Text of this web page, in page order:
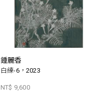
鍾麗香
白練-6，2023
NT$ 9,600